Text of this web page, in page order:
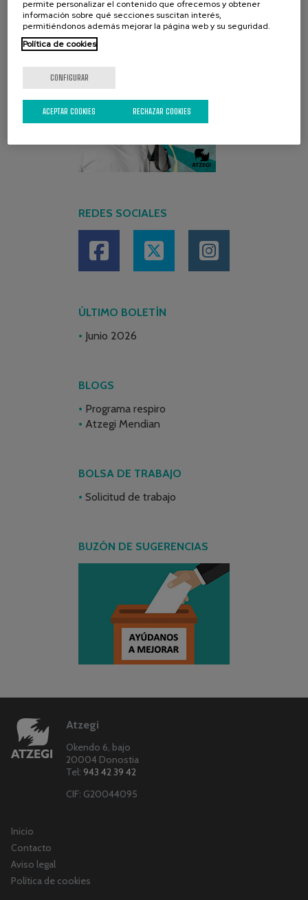
REDES SOCIALES
ÚLTIMO BOLETÍN
Junio 2026
BLOGS
Programa respiro
Atzegi Mendian
BOLSA DE TRABAJO
Solicitud de trabajo
BUZÓN DE SUGERENCIAS
Atzegi
Okendo 6, bajo
20004 Donostia
Tel: 943 42 39 42
CIF: G20044095
Inicio
Contacto
Aviso legal
Política de cookies
permite personalizar el contenido que ofrecemos y obtener
información sobre qué secciones suscitan interés,
permitiéndonos además mejorar la página web y su seguridad.
Política de cookies
CONFIGURAR
RECHAZAR COOKIES
ACEPTAR COOKIES